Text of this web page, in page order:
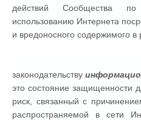
действий Сообщества по
использованию Интернета
и вредоносного содержимого в
Согласно
законодательству
это состояние защищенности
риск, связанный с
распространяемой в сети